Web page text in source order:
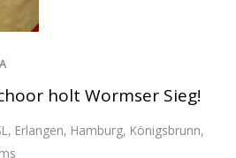
holt Wormser Sieg!
, Erlangen, Hamburg, Königsbrunn,